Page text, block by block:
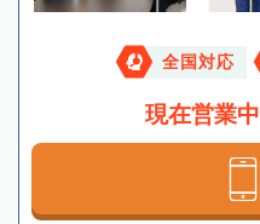
全国対応
現在営業中